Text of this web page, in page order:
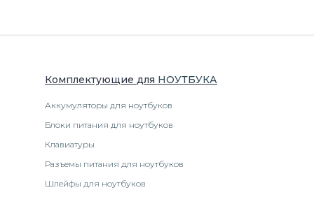
Комплектующие для НОУТБУКА
Аккумуляторы для ноутбуков
Блоки питания для ноутбуков
Клавиатуры
Разъемы питания для ноутбуков
Шлейфы для ноутбуков